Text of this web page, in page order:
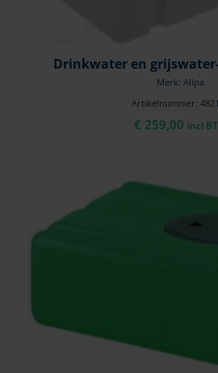
Drinkwater en
Merk: Allpa
Artikelnummer:
€ 259,00 incl